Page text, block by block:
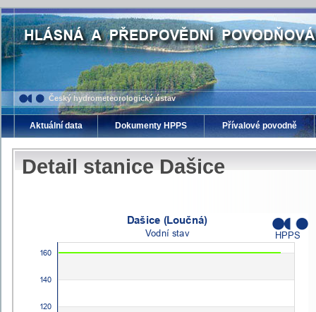
Český hydrometeorologický ústav
Aktuální data Dokumenty HPPS Přívalové povodně
Detail stanice Dašice